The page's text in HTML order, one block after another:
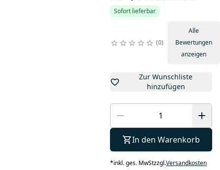
Sofort lieferbar
0
Alle
Bewertungen
anzeigen
Zur Wunschliste
hinzufügen
In den Warenkorb
*inkl. ges. MwStzzgl.Versandkosten